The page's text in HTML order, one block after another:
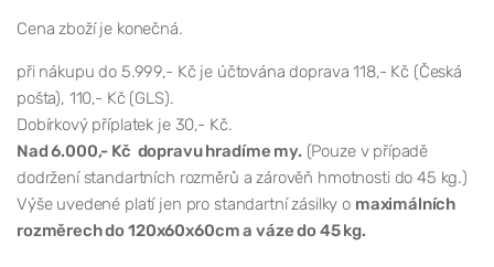
Cena zboží je konečná.
při nákupu do 5.999,- Kč je účtována doprava 118,- Kč (Česká
pošta), 110,- Kč (GLS).
Dobírkový příplatek je 30,- Kč.
Nad 6.000,- Kč dopravu hradíme my. (Pouze v případě
dodržení standartních rozměrů a zárověň hmotnosti do 45 kg.)
Výše uvedené platí jen pro standartní zásilky o maximálních
rozměrech do 120x60x60cm a váze do 45 kg.